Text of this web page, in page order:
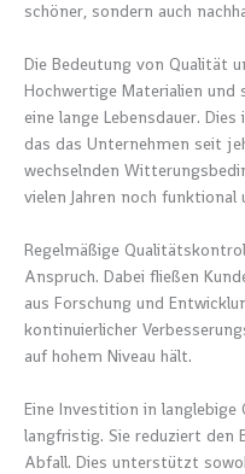
schöner, sondern auch
Die Bedeutung von Qualität
Hochwertige Materialien
eine lange Lebensdauer.
das das Unternehmen seit
wechselnden
vielen Jahren noch
Regelmäßige
Anspruch. Dabei fließen
aus Forschung und
kontinuierlicher
auf hohem Niveau hält.
Eine Investition in
langfristig. Sie reduziert den
Abfall. Dies unterstützt